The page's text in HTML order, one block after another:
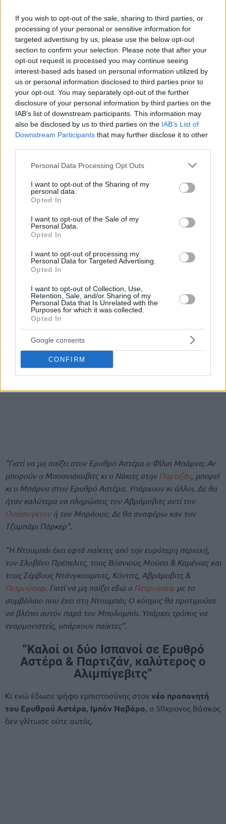
If you wish to opt-out of the sale, sharing to third parties, or
processing of your personal or sensitive information for
targeted advertising by us, please use the below opt-out
section to confirm your selection. Please note that after your
opt-out request is processed you may continue seeing
interest-based ads based on personal information utilized by
us or personal information disclosed to third parties prior to
your opt-out. You may separately opt-out of the further
disclosure of your personal information by third parties on the
IAB’s list of downstream participants. This information may
also be disclosed by us to third parties on the IAB’s List of
Downstream Participants that may further disclose it to other
Please note that this website/app uses one or more Google
not limited to your visit or usage behaviour. You may click to
grant or deny consent to Google and its third-party tags to
use your data for below specified purposes in below Google
consent section.
Personal Data Processing Opt Outs
I want to opt-out of the Sharing of my
personal data.
Opted In
I want to opt-out of the Sale of my
Personal Data.
Opted In
I want to opt-out of processing my
Personal Data for Targeted Advertising.
Opted In
I want to opt-out of Collection, Use,
Retention, Sale, and/or Sharing of my
Personal Data that Is Unrelated with the
Purposes for which it was collected.
Opted In
Google consents
CONFIRM
ήταν και τόσο άσχημα για εκείνους. Το Βελιγράδι είναι πιο
φθηνό από το Παρίσι και το Μονακό.
Ο Νέντοβιτς (σ.σ.
Μονακό) κι ο Μίτσιτς (σ.σ. Χάποελ Τελ Αβίβ) έχουν ακριβά
συμβόλαια. Δε θα τους έδινα τόσα πολλά εγώ. Μία ημέρα,
όμως, ο Μίτσιτς δε θα δει πως δει πέρα από τα συμβόλαια και
θα επιστρέψει.Έχουμε παίκτες μας δανεικούς στη Μέγκα και
στην FMP”.
“Γιατί να μη παίζει στον Ερυθρό Αστέρα ο Φίλιπ Μπάρνα; Αν
μπορoύν ο Μποσνιάκοβιτς κι ο Νάκιτς στην Παρτιζάν, μπορεί
κι ο Μπάρνα στον Ερυθρό Αστέρα. Υπάρχουν κι άλλοι. Δε θα
ήταν καλύτερα να πληρώσεις τον Αβράμοβιτς αντί τον
Ουάσινγκτονή τον Μπράουν; Δε θα αναφέρω καν τον
Τζαμπάρι Πάρκερ”.
“Η Ντουμπάι έχει εφτά παίκτες από την ευρύτερη περιοχή,
τον Σλοβένο Πρέπελιτς, τους Βόσνιους Μούσα & Καμένιας και
τους Σέρβους Ντάνγκουμπιτς, Κόντιτς, Αβράμοβιτς &
Πετρούσεφ. Γιατί να μη παίζει εδώ ο Πετρούσεφ με το
συμβόλαιο που έχει στη Ντουμπάι; Ο κόσμος θα προτιμούσε
να βλέπει αυτόν παρά τον Μπολομπόι. Υπάρχει τρόπος να
εναρμονιστείς, υπάρχουν παίκτες”.
“Καλοί οι δύο Ισπανοί σε Ερυθρό
Αστέρα & Παρτιζάν, καλύτερος ο
Αλιμπίγεβιτς”
Κι ενώ έδωσε ψήφο εμπιστοσύνης στον νέο προπονητή
του Ερυθρού Αστέρα, Ιμπόν Ναβάρο, ο 50χρονος Βάσκος
δεν γλίτωσε ούτε αυτός.